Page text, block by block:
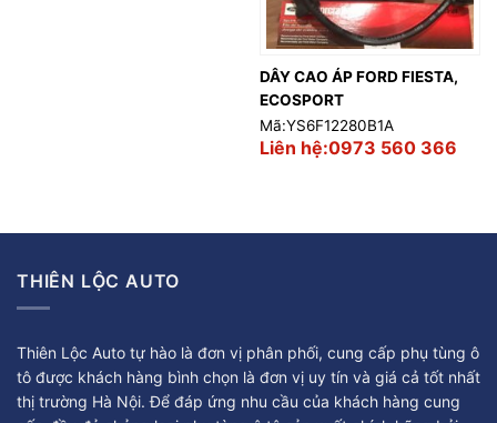
DÂY CAO ÁP FORD FIESTA,
ECOSPORT
Mã:YS6F12280B1A
Liên hệ:0973 560 366
THIÊN LỘC AUTO
Thiên Lộc Auto tự hào là đơn vị phân phối, cung cấp phụ tùng ô
tô được khách hàng bình chọn là đơn vị uy tín và giá cả tốt nhất
thị trường Hà Nội. Để đáp ứng nhu cầu của khách hàng cung